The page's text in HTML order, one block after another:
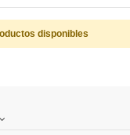
disponibles